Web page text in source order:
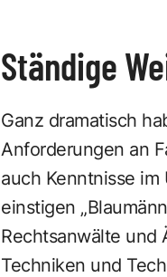
Ständige
Ganz dramatisch
Anforderungen an
auch Kenntnisse
einstigen
Rechtsanwälte und
Techniken und